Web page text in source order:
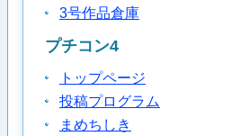
3号作品倉庫
プチコン4
トップページ
投稿プログラム
まめちしき